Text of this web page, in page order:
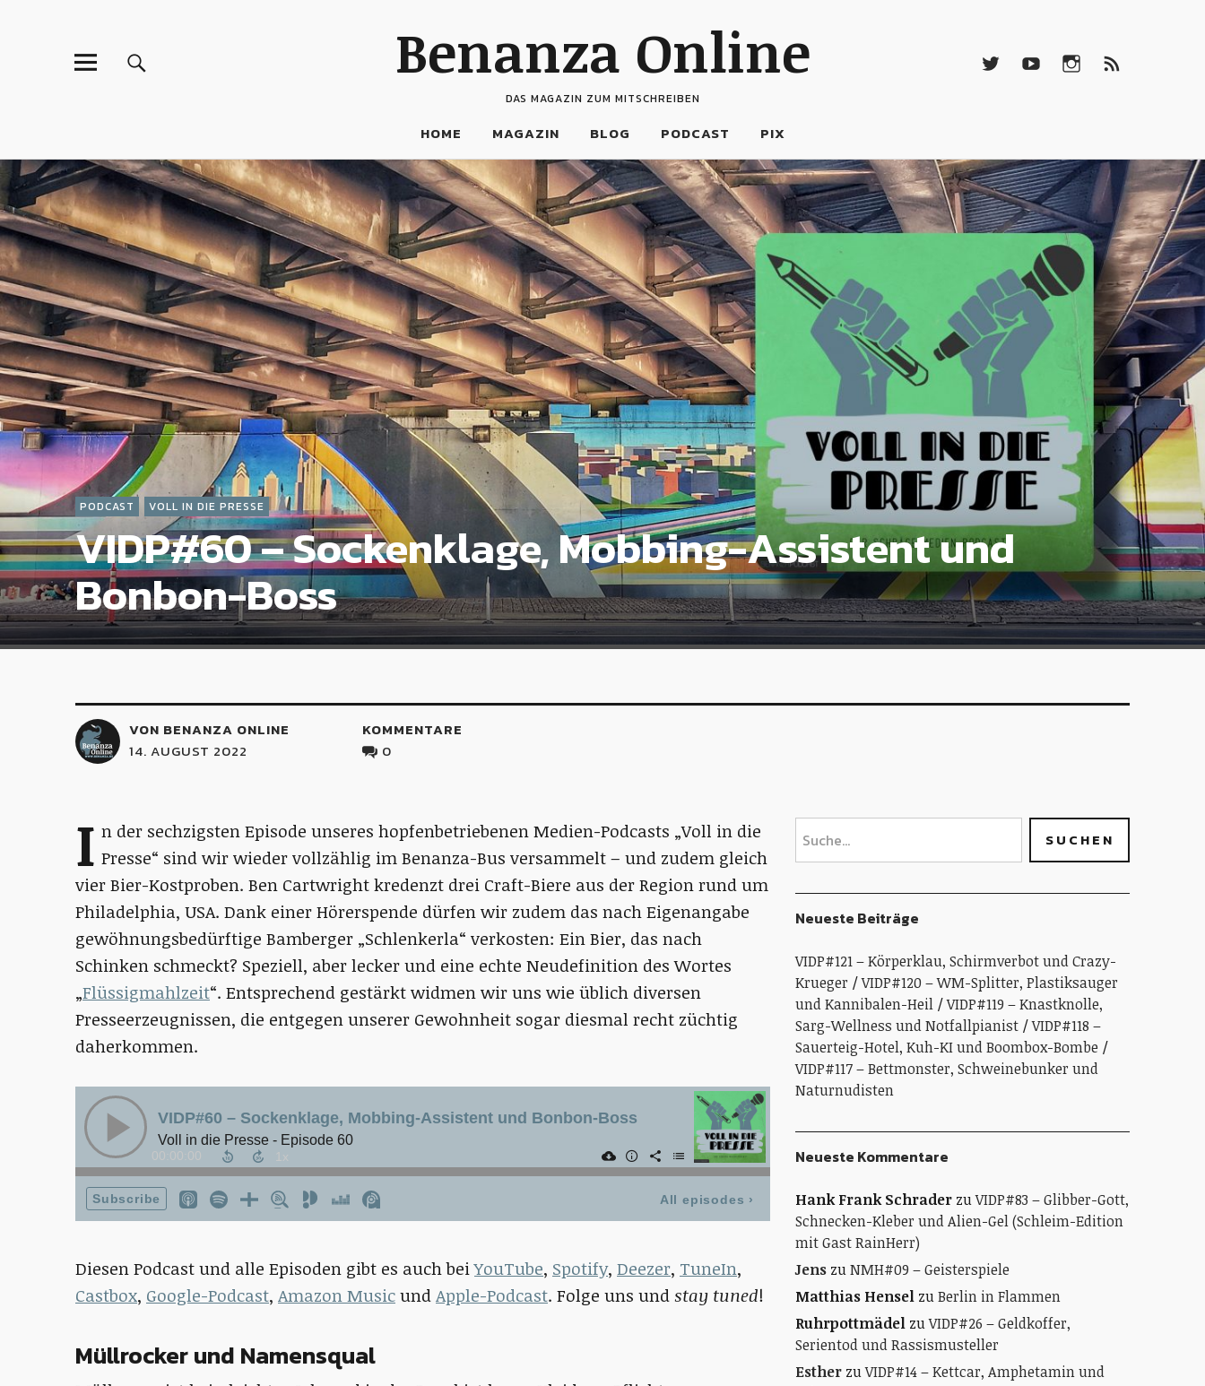
Benanza Online
DAS MAGAZIN ZUM MITSCHREIBEN
HOME MAGAZIN BLOG PODCAST PIX
PODCAST VOLL IN DIE PRESSE
VIDP#60 – Sockenklage, Mobbing-Assistent und
Bonbon-Boss
VON BENANZA ONLINE
14. AUGUST 2022
KOMMENTARE
0
I n der sechzigsten Episode unseres hopfenbetriebenen Medien-Podcasts „Voll in die
Presse“ sind wir wieder vollzählig im Benanza-Bus versammelt – und zudem gleich
vier Bier-Kostproben. Ben Cartwright kredenzt drei Craft-Biere aus der Region rund um
Philadelphia, USA. Dank einer Hörerspende dürfen wir zudem das nach Eigenangabe
gewöhnungsbedürftige Bamberger „Schlenkerla“ verkosten: Ein Bier, das nach
Schinken schmeckt? Speziell, aber lecker und eine echte Neudefinition des Wortes
„Flüssigmahlzeit“. Entsprechend gestärkt widmen wir uns wie üblich diversen
Presseerzeugnissen, die entgegen unserer Gewohnheit sogar diesmal recht züchtig
daherkommen.
Diesen Podcast und alle Episoden gibt es auch beiYouTube, Spotify, Deezer, TuneIn,
Castbox, Google-Podcast, Amazon MusicundApple-Podcast. Folge uns undstay tuned!
Müllrocker und Namensqual
Neueste Beiträge
VIDP#121 – Körperklau, Schirmverbot und Crazy-
Krueger
VIDP#120 – WM-Splitter, Plastiksauger
und Kannibalen-Heil
VIDP#119 – Knastknolle,
Sarg-Wellness und Notfallpianist
VIDP#118 –
Sauerteig-Hotel, Kuh-KI und Boombox-Bombe
VIDP#117 – Bettmonster, Schweinebunker und
Naturnudisten
Neueste Kommentare
Hank Frank SchraderzuVIDP#83 – Glibber-Gott,
Schnecken-Kleber und Alien-Gel (Schleim-Edition
mit Gast RainHerr)
JenszuNMH#09 – Geisterspiele
Matthias HenselzuBerlin in Flammen
RuhrpottmädelzuVIDP#26 – Geldkoffer,
Serientod und Rassismusteller
EstherzuVIDP#14 – Kettcar, Amphetamin und